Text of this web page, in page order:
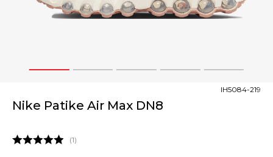
1 2 3 4 5
Nike Patike Air Max DN8
IH5084-219
1